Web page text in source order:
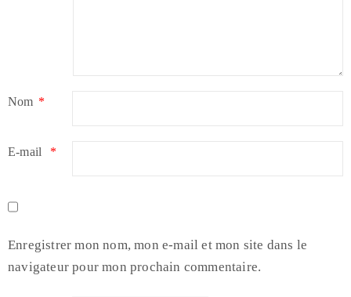
Nom *
E-mail *
Enregistrer mon nom, mon e-mail et mon site dans le
navigateur pour mon prochain commentaire.